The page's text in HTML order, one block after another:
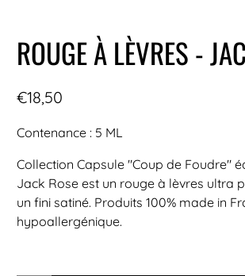
ROUGE À LÈVRES -
€18,50
Contenance : 5 ML
Collection Capsule "Coup de Foudre"
Jack Rose est un rouge à lèvres ultra
un fini satiné. Produits 100% made in
hypoallergénique.